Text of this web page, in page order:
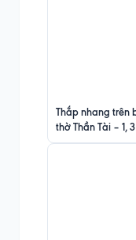
Thắp nhang trên
thờ Thần Tài – 1,
cây nhang?